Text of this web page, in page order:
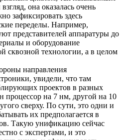
она оказалась очень
зафиксировать здесь
переделы. Например,
представителей аппаратуры до
и оборудование
сквозной технологии, а в целом
направления
увидели, что там
проектов в разных
процессор на 7 нм, другой на 10
сверху. По сути, это одни и
их предполагается в
Такую унификацию сейчас
с экспертами, и это